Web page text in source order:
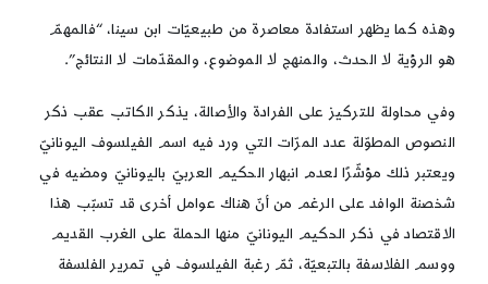
وهذه كما يظهر استفادة معاصرة من طبيعيّات ابن سينا، “فالمهمّ
هو الرؤية لا الحدث، والمنهج لا الموضوع، والمقدّمات لا النتائج”.
وفي محاولة للتركيز على الفرادة والأصالة، يذكر الكاتب عقب ذكر
النصوص المطوّلة عدد المرّات التي ورد فيه اسم الفيلسوف اليونانيّ
ويعتبر ذلك مؤشّرًا لعدم انبهار الحكيم العربيّ باليونانيّ ومضيه في
شخصنة الوافد على الرغم من أنّ هناك عوامل أخرى قد تسبّب هذا
الاقتصاد في ذكر الحكيم اليونانيّ منها الحملة على الغرب القديم
ووسم الفلاسفة بالتبعيّة، ثمّ رغبة الفيلسوف في تمرير الفلسفة